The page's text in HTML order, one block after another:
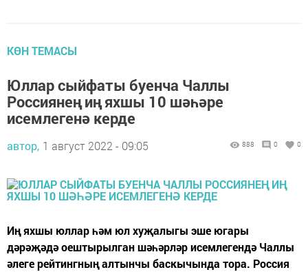
КӨН ТЕМАСЫ
Юллар сыйфаты буенча Чаллы
Россиянең иң яхшы 10 шәһәре
исемлегенә керде
автор, 1 август 2022 - 09:05 888 0 0
Иң яхшы юллар һәм юл хуҗалыгы эше югары
дәрәҗәдә оештырылган шәһәрләр исемлегендә Чаллы
әлеге рейтингның алтынчы баскычында тора. Россия